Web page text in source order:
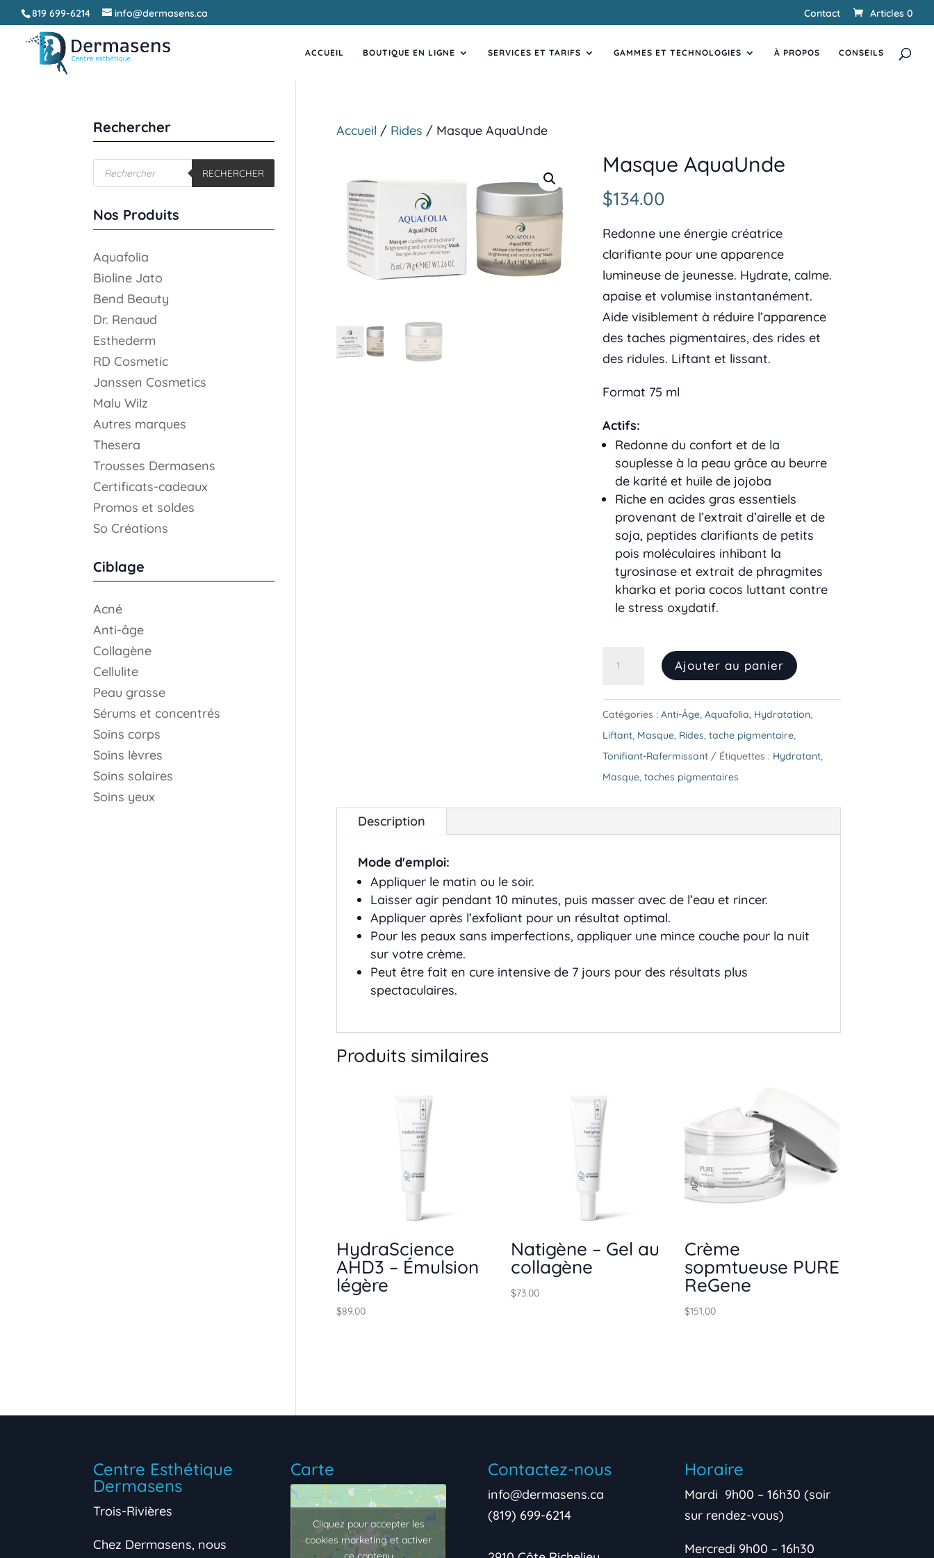
819 699-6214 info@dermasens.ca Contact Articles 0
ACCUEIL BOUTIQUE EN LIGNE SERVICES ET TARIFS GAMMES ET TECHNOLOGIES À PROPOS CONSEILS
Recherche
produits
Accueil / Rides / Masque AquaUnde
Masque AquaUnde
$134.00
Redonne une énergie créatrice
clarifiante pour une apparence
lumineuse de jeunesse. Hydrate, calme.
apaise et volumise instantanément.
Aide visiblement à réduire l’apparence
des taches pigmentaires, des rides et
des ridules. Liftant et lissant.
Format 75 ml
Actifs:
Redonne du confort et de la
souplesse à la peau grâce au beurre
de karité et huile de jojoba
Riche en acides gras essentiels
provenant de l’extrait d’airelle et de
soja, peptides clarifiants de petits
pois moléculaires inhibant la
tyrosinase et extrait de phragmites
kharka et poria cocos luttant contre
le stress oxydatif.
Masque
AquaUnde
Ajouter au panier
Catégories : Anti-Âge, Aquafolia, Hydratation,
Liftant, Masque, Rides, tache pigmentaire,
Tonifiant-Rafermissant
Étiquettes : Hydratant,
Masque, taches pigmentaires
Description
Mode d'emploi:
Appliquer le matin ou le soir.
Laisser agir pendant 10 minutes, puis masser avec de l’eau et rincer.
Appliquer après l’exfoliant pour un résultat optimal.
Pour les peaux sans imperfections, appliquer une mince couche pour la nuit
sur votre crème.
Peut être fait en cure intensive de 7 jours pour des résultats plus
spectaculaires.
Produits similaires
HydraScience
AHD3 – Émulsion
légère
$89.00
Natigène – Gel au
collagène
$73.00
Crème
sopmtueuse PURE
ReGene
$151.00
Rechercher
Recherche
de
produits
RECHERCHER
Nos Produits
Aquafolia
Bioline Jato
Bend Beauty
Dr. Renaud
Esthederm
RD Cosmetic
Janssen Cosmetics
Malu Wilz
Autres marques
Thesera
Trousses Dermasens
Certificats-cadeaux
Promos et soldes
So Créations
Ciblage
Acné
Anti-âge
Collagène
Cellulite
Peau grasse
Sérums et concentrés
Soins corps
Soins lèvres
Soins solaires
Soins yeux
Centre Esthétique
Dermasens
Trois-Rivières
Chez Dermasens, nous
Carte
Cliquez pour accepter les
cookies marketing et activer
Contactez-nous
info@dermasens.ca
(819) 699-6214
Horaire
Mardi 9h00 – 16h30 (soir
sur rendez-vous)
Mercredi 9h00 – 16h30